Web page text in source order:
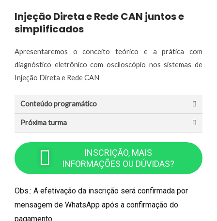
Injeção Direta e Rede CAN juntos e
simplificados
Apresentaremos o conceito teórico e a prática com
diagnóstico eletrônico com osciloscópio nos sistemas de
Injeção Direta e Rede CAN
Conteúdo programático
Próxima turma
INSCRIÇÃO, MAIS
INFORMAÇÕES OU DÚVIDAS?
Obs.: A efetivação da inscrição será confirmada por
mensagem de WhatsApp após a confirmação do
pagamento